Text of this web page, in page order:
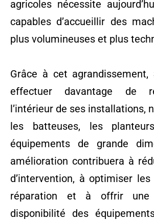
agricoles nécessite
capables d’accueillir des
plus volumineuses et plus
Grâce à cet agrandissement,
effectuer davantage de
l’intérieur de ses installations,
les batteuses, les
équipements de grande
amélioration contribuera à
d’intervention, à optimiser
réparation et à offrir une
disponibilité des